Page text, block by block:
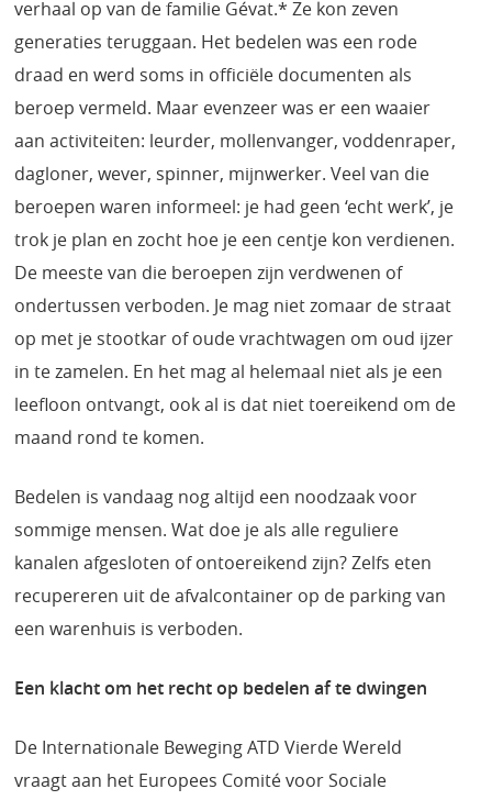
verhaal op van de familie Gévat.* Ze kon zeven
generaties teruggaan. Het bedelen was een rode
draad en werd soms in officiële documenten als
beroep vermeld. Maar evenzeer was er een waaier
aan activiteiten: leurder, mollenvanger, voddenraper,
dagloner, wever, spinner, mijnwerker. Veel van die
beroepen waren informeel: je had geen ‘echt werk’, je
trok je plan en zocht hoe je een centje kon verdienen.
De meeste van die beroepen zijn verdwenen of
ondertussen verboden. Je mag niet zomaar de straat
op met je stootkar of oude vrachtwagen om oud ijzer
in te zamelen. En het mag al helemaal niet als je een
leefloon ontvangt, ook al is dat niet toereikend om de
maand rond te komen.
Bedelen is vandaag nog altijd een noodzaak voor
sommige mensen. Wat doe je als alle reguliere
kanalen afgesloten of ontoereikend zijn? Zelfs eten
recupereren uit de afvalcontainer op de parking van
een warenhuis is verboden.
Een klacht om het recht op bedelen af te dwingen
De Internationale Beweging ATD Vierde Wereld
vraagt aan het Europees Comité voor Sociale